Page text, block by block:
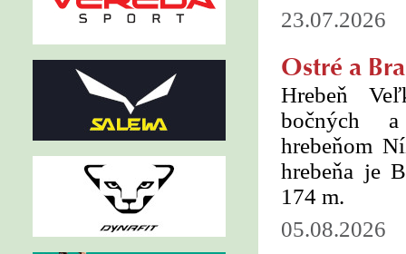
23.07.2026
Ostré a
Hrebeň
bočných
hrebeňom
hrebeňa je
174 m.
05.08.2026